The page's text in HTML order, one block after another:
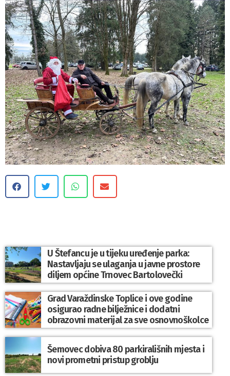
U Štefancu je u tijeku uređenje parka:
Nastavljaju se ulaganja u javne prostore
diljem općine Trnovec Bartolovečki
Grad Varaždinske Toplice i ove godine
osigurao radne bilježnice i dodatni
obrazovni materijal za sve osnovnoškolce
Šemovec dobiva 80 parkirališnih mjesta i
novi prometni pristup groblju